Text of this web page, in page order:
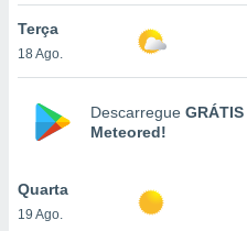
a
Terça
18 Ago.
Descarregue GRÁTIS
Meteored!
Quarta
19 Ago.